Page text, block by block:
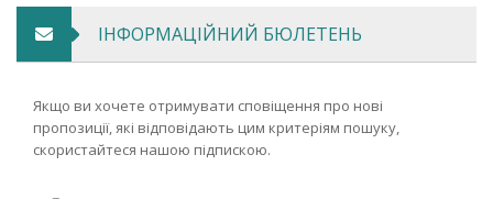
ІНФОРМАЦІЙНИЙ БЮЛЕТЕНЬ
Якщо ви хочете отримувати сповіщення про нові
пропозиції, які відповідають цим критеріям пошуку,
скористайтеся нашою підпискою.